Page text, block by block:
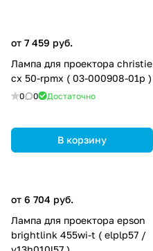
от 7 459 руб.
Лампа для проектора christie
cx 50-rpmx ( 03-000908-01p )
0 0 Достаточно
В корзину
от 6 704 руб.
Лампа для проектора epson
brightlink 455wi-t ( elplp57 /